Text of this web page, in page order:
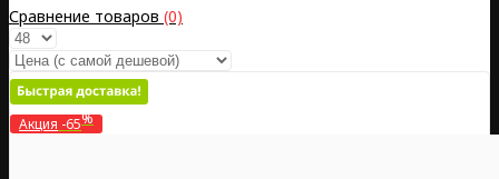
Сравнение товаров (0)
Акция -65%